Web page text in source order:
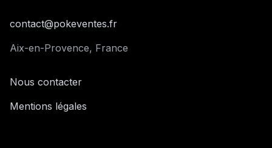
contact@pokeventes.fr
Aix-en-Provence, France
Nous contacter
Mentions légales